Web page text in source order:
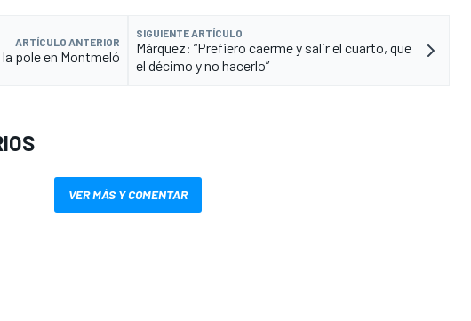
ARTÍCULO ANTERIOR
pole en Montmeló
SIGUIENTE ARTÍCULO
Márquez: “Prefiero caerme y salir el cuarto, que
el décimo y no hacerlo”
VER MÁS Y COMENTAR